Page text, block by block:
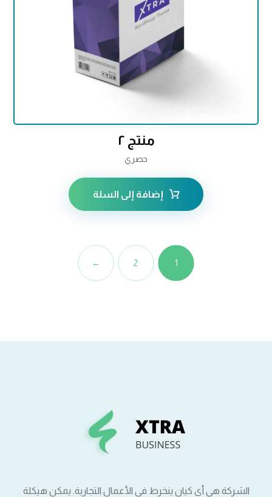
منتج ٢
حصري
إضافة إلى السلة
1
2
←
الشركة هي أي كيان ينخرط في الأعمال التجارية. يمكن هيكلة